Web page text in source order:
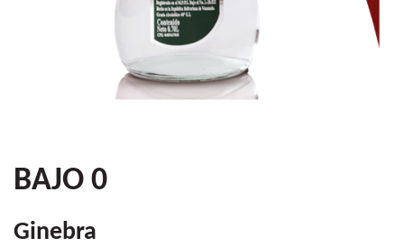
BAJO 0
Ginebra